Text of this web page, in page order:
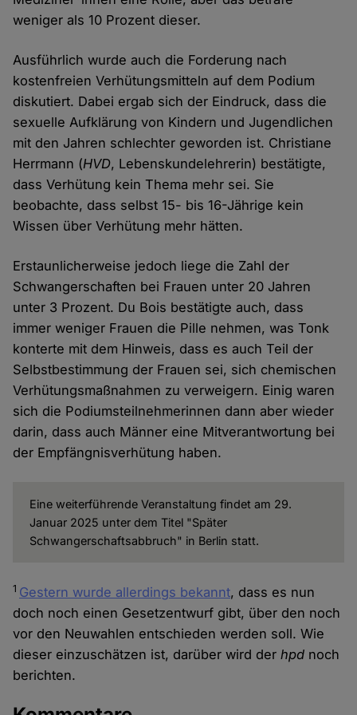
weniger als 10 Prozent dieser.
Ausführlich wurde auch die Forderung nach
kostenfreien Verhütungsmitteln auf dem Podium
diskutiert. Dabei ergab sich der Eindruck, dass die
sexuelle Aufklärung von Kindern und Jugendlichen
mit den Jahren schlechter geworden ist. Christiane
Herrmann (HVD, Lebenskundelehrerin) bestätigte,
dass Verhütung kein Thema mehr sei. Sie
beobachte, dass selbst 15- bis 16-Jährige kein
Wissen über Verhütung mehr hätten.
Erstaunlicherweise jedoch liege die Zahl der
Schwangerschaften bei Frauen unter 20 Jahren
unter 3 Prozent. Du Bois bestätigte auch, dass
immer weniger Frauen die Pille nehmen, was Tonk
konterte mit dem Hinweis, dass es auch Teil der
Selbstbestimmung der Frauen sei, sich chemischen
Verhütungsmaßnahmen zu verweigern. Einig waren
sich die Podiumsteilnehmerinnen dann aber wieder
darin, dass auch Männer eine Mitverantwortung bei
der Empfängnisverhütung haben.
Eine weiterführende Veranstaltung findet am 29.
Januar 2025 unter dem Titel "Später
Schwangerschaftsabbruch" in Berlin statt.
1 Gestern wurde allerdings bekannt, dass es nun
doch noch einen Gesetzentwurf gibt, über den noch
vor den Neuwahlen entschieden werden soll. Wie
dieser einzuschätzen ist, darüber wird derhpd noch
berichten.